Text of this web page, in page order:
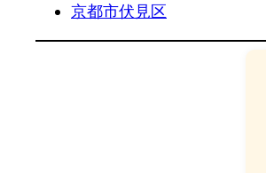
京都市伏見区